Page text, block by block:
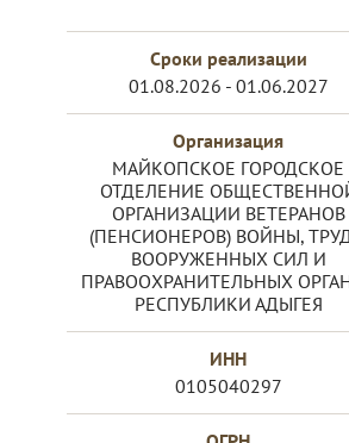
Сроки реализации
01.08.2026 - 01.06.2027
Организация
МАЙКОПСКОЕ ГОРОДСКОЕ
ОТДЕЛЕНИЕ
ОРГАНИЗАЦИИ ВЕТЕРАНОВ
(ПЕНСИОНЕРОВ) ВОЙНЫ,
ВООРУЖЕННЫХ СИЛ И
ПРАВООХРАНИТЕЛЬНЫХ
РЕСПУБЛИКИ АДЫГЕЯ
ИНН
0105040297